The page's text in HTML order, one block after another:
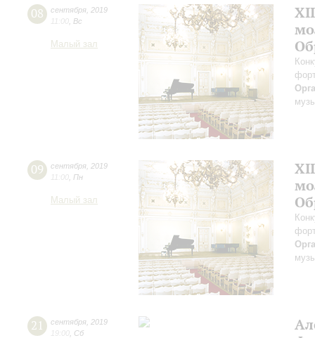
08 сентября 2019
11:00 Вс
Малый зал
09 сентября 2019
11:00 Пн
Малый зал
21 сентября 2019
19:00 Сб